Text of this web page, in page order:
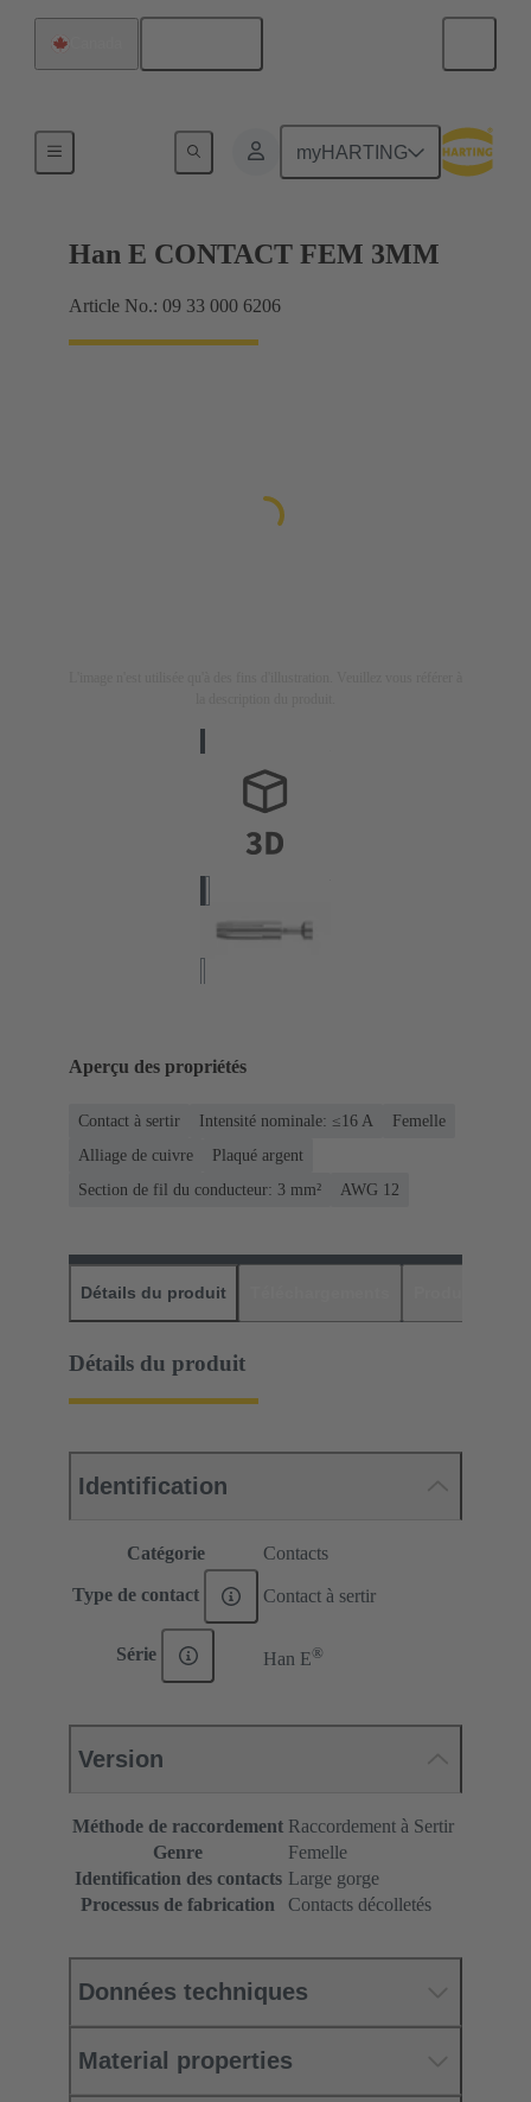
myHARTING
Han E CONTACT FEM 3MM
Article No.: 09 33 000 6206
Aperçu des propriétés
Contact à sertir Intensité nominale: ≤16 A
Femelle
Alliage de cuivre
Plaqué argent
Section de fil du conducteur: 3 mm²
AWG 12
Détails du produit
Détails du produit
Identification
Catégorie Contacts
Type de contact Contact à sertir
Série Han E®
Version
Méthode de raccordement Raccordement à Sertir
Genre
Femelle
Identification des contacts Large gorge
Processus de fabrication
Contacts décolletés
Données techniques
Material properties